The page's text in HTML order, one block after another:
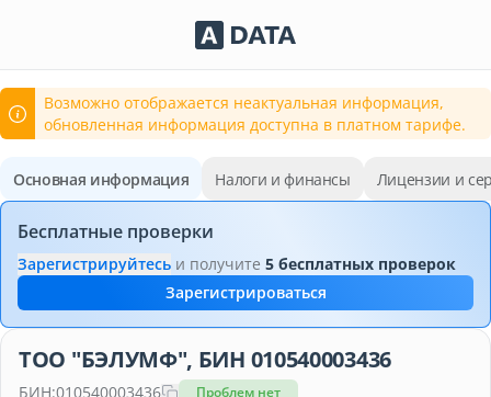
Сервисы Adata.kz
Возможно отображается неактуальная информация,
обновленная информация доступна в платном тарифе.
Основная информация Налоги и финансы Лицензии и
Бесплатные проверки
Зарегистрируйтесь и получите 5 бесплатных проверок
Зарегистрироваться
ТОО "БЭЛУМФ", БИН 010540003436
БИН:010540003436 Проблем нет